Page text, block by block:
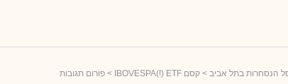
הנסחרות בתל אביב > קסם IBOVESPA(!) ETF > פורום תגובות